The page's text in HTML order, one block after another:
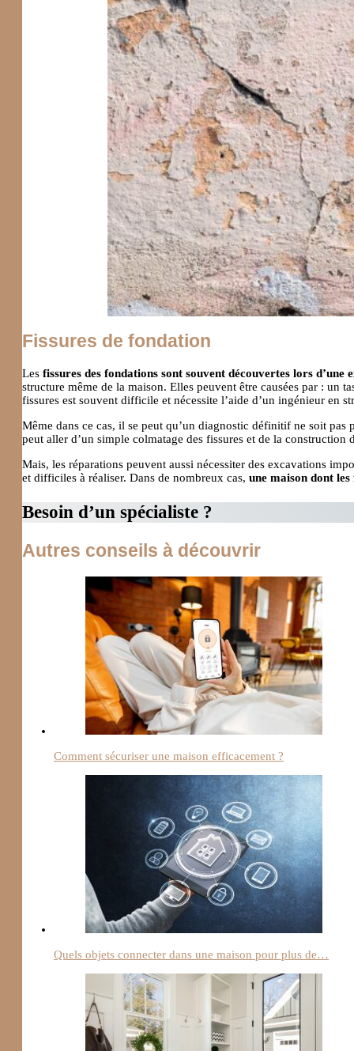
Fissures de fondation
Les fissures des fondations sont souvent découvertes lors d’une
structure même de la maison. Elles peuvent être causées par : un
fissures est souvent difficile et nécessite l’aide d’un ingénieur en
Même dans ce cas, il se peut qu’un diagnostic définitif ne soit
peut aller d’un simple colmatage des fissures et de la construction
Mais, les réparations peuvent aussi nécessiter des excavations
et difficiles à réaliser. Dans de nombreux cas, une maison dont
Besoin d’un spécialiste ?
Autres conseils à découvrir
Comment sécuriser une maison efficacement ?
Quels objets connecter dans une maison pour plus de…